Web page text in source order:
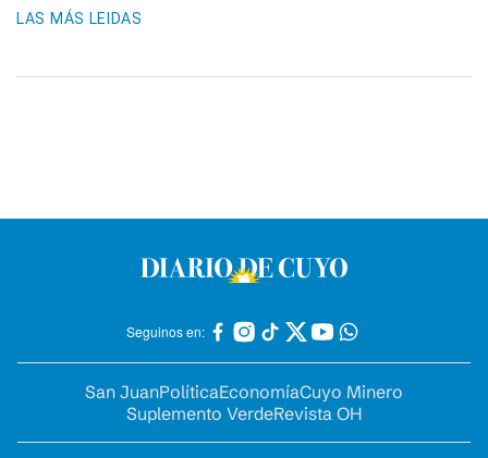
LAS MÁS LEIDAS
Seguinos en:
San JuanPolíticaEconomíaCuyo Minero
Suplemento VerdeRevista OH